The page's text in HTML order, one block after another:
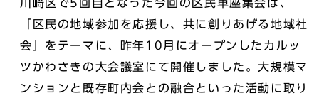
川崎区で5回目となった今回の区民車座集会は、
「区民の地域参加を応援し、共に創りあげる地域社
会」をテーマに、昨年10月にオープンしたカルッ
ツかわさきの大会議室にて開催しました。大規模マ
ンションと既存町内会との融合といった活動に取り